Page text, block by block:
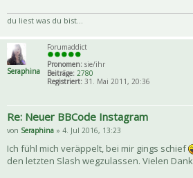
du liest was du bist...
Seraphina
Forumaddict
Pronomen: sie/ihr
Beiträge: 2780
Registriert: 31. Mai 2011, 20:36
Re: Neuer BBCode Instagram
von Seraphina » 4. Jul 2016, 13:23
Ich fühl mich veräppelt, bei mir gings schief
den letzten Slash wegzulassen. Vielen Dank